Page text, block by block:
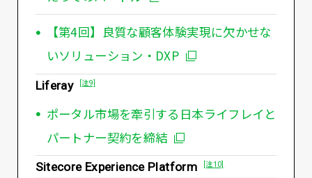
【第4回】良質な顧客体験実現に欠かせな
いソリューション・DXP
Liferay [注9]
ポータル市場を牽引する日本ライフレイと
パートナー契約を締結
Sitecore Experience Platform [注10]